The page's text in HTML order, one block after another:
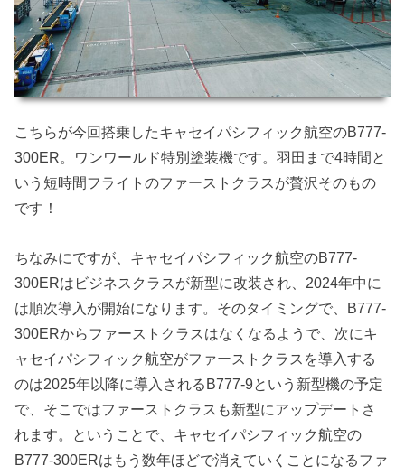
こちらが今回搭乗したキャセイパシフィック航空のB777-
300ER。ワンワールド特別塗装機です。羽田まで4時間と
いう短時間フライトのファーストクラスが贅沢そのもの
です！
ちなみにですが、キャセイパシフィック航空のB777-
300ERはビジネスクラスが新型に改装され、2024年中に
は順次導入が開始になります。そのタイミングで、B777-
300ERからファーストクラスはなくなるようで、次にキ
ャセイパシフィック航空がファーストクラスを導入する
のは2025年以降に導入されるB777-9という新型機の予定
で、そこではファーストクラスも新型にアップデートさ
れます。ということで、キャセイパシフィック航空の
B777-300ERはもう数年ほどで消えていくことになるファ